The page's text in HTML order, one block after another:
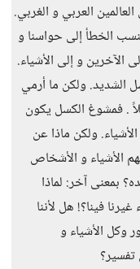
العربي و الغربي.
الخطأ إلى حواسنا و
الآخرين و إلى الأشياء.
الشديد. ولكن ما أرمي
. فمشوغ الكسل يكون
ولكن ماذا عن
الأشياء و الأشخاص
بمعنى آخر: لماذا
فينا؟! هل لأننا
وكل الأشياء و